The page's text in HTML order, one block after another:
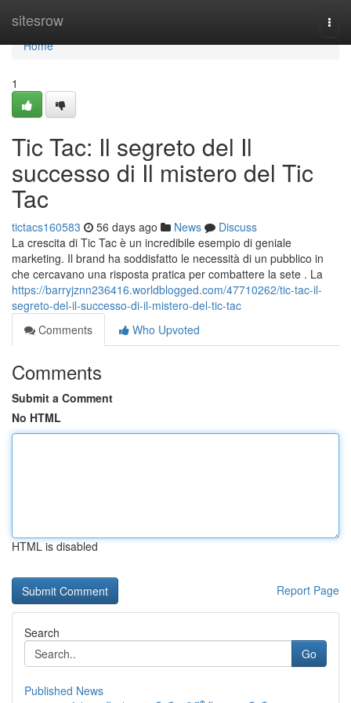
sitesrow
Home
Home
1
Tic Tac: Il segreto del Il
successo di Il mistero del Tic
Tac
tictacs160583 56 days ago News
Discuss
La crescita di Tic Tac è un incredibile esempio di geniale
marketing. Il brand ha soddisfatto le necessità di un pubblico in
che cercavano una risposta pratica per combattere la sete . La
https://barryjznn236416.worldblogged.com/47710262/tic-tac-il-
segreto-del-il-successo-di-il-mistero-del-tic-tac
Comments
Who Upvoted
Comments
Submit a Comment
No HTML
HTML is disabled
Report Page
Search
Go
Published News